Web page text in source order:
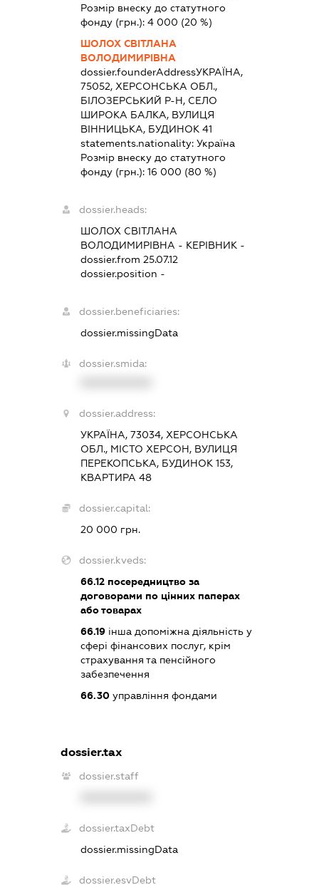
Розмір внеску до статутного
фонду (грн.): 4 000 (20 %)
ШОЛОХ СВІТЛАНА
ВОЛОДИМИРІВНА
dossier.founderAddressУКРАЇНА,
75052, ХЕРСОНСЬКА ОБЛ.,
БІЛОЗЕРСЬКИЙ Р-Н, СЕЛО
ШИРОКА БАЛКА, ВУЛИЦЯ
ВІННИЦЬКА, БУДИНОК 41
statements.nationality: Україна
Розмір внеску до статутного
фонду (грн.): 16 000 (80 %)
dossier.heads:
ШОЛОХ СВІТЛАНА
ВОЛОДИМИРІВНА - КЕРІВНИК -
dossier.from 25.07.12
dossier.position -
dossier.beneficiaries:
dossier.missingData
dossier.smida:
dossier.address:
УКРАЇНА, 73034, ХЕРСОНСЬКА
ОБЛ., МІСТО ХЕРСОН, ВУЛИЦЯ
ПЕРЕКОПСЬКА, БУДИНОК 153,
КВАРТИРА 48
dossier.capital:
20 000 грн.
dossier.kveds:
66.12посередництво за
договорами по цінних паперах
або товарах
66.19інша допоміжна діяльність у
сфері фінансових послуг, крім
страхування та пенсійного
забезпечення
66.30управління фондами
dossier.tax
dossier.staff
dossier.taxDebt
dossier.missingData
dossier.esvDebt